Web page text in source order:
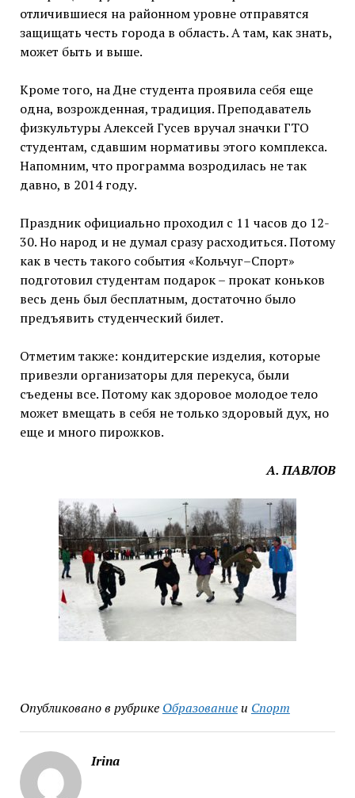
отличившиеся на районном уровне отправятся
защищать честь города в область. А там, как знать,
может быть и выше.
Кроме того, на Дне студента проявила себя еще
одна, возрожденная, традиция. Преподаватель
физкультуры Алексей Гусев вручал значки ГТО
студентам, сдавшим нормативы этого комплекса.
Напомним, что программа возродилась не так
давно, в 2014 году.
Праздник официально проходил с 11 часов до 12-
30. Но народ и не думал сразу расходиться. Потому
как в честь такого события «Кольчуг–Спорт»
подготовил студентам подарок – прокат коньков
весь день был бесплатным, достаточно было
предъявить студенческий билет.
Отметим также: кондитерские изделия, которые
привезли организаторы для перекуса, были
съедены все. Потому как здоровое молодое тело
может вмещать в себя не только здоровый дух, но
еще и много пирожков.
А. ПАВЛОВ
Опубликовано в рубрике Образованиеи Спорт
Irina